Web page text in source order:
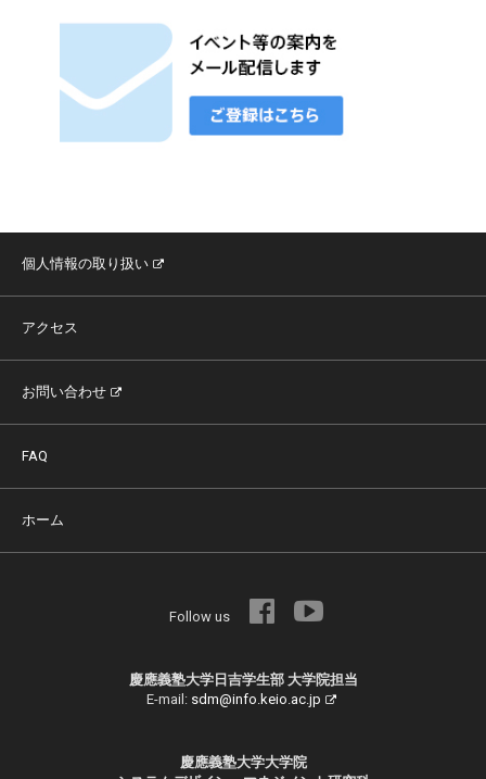
個人情報の取り扱い
アクセス
お問い合わせ
FAQ
ホーム
Follow us
慶應義塾大学日吉学生部 大学院担当
E-mail: sdm@info.keio.ac.jp
慶應義塾大学大学院